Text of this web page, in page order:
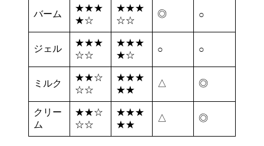
バーム
★★★
★☆
★★★
☆☆
◎ ○
ジェル
★★★
☆☆
★★★
★☆
○ ○
ミルク
★★☆
☆☆
★★★
★★
△ ◎
クリー
ム
★★☆
☆☆
★★★
★★
△ ◎